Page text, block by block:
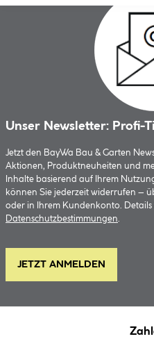
Unser Newsletter: Profi-
Jetzt den BayWa Bau & Garten
Aktionen, Produktneuheiten und
Inhalte basierend auf Ihrem
können Sie jederzeit widerrufen –
oder in Ihrem Kundenkonto. Details
Datenschutzbestimmungen.
JETZT ANMELDEN